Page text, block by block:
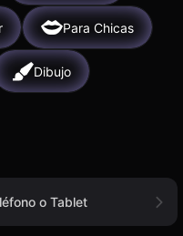
Para Chicas
Dibujo
o Tablet